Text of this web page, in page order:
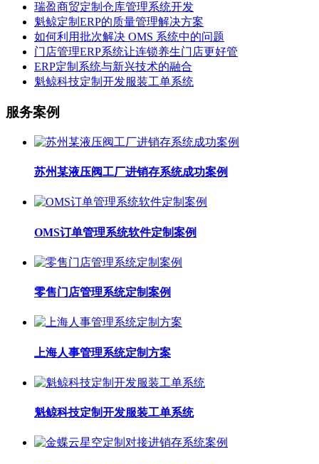
瑞盈商贸定制仓库管理系统开发
魁鲸定制ERP的质量管理解决方案
如何利用批次解决 OMS 系统中的问题
门店管理ERP系统让连锁养生门店更好管
ERP定制系统与新兴技术的融合
魁鲸科技定制开发服装工单系统
服务案例
苏州某液压阀工厂进销存系统成功案例
OMS订单管理系统软件定制案例
零售门店管理系统定制案例
上海人事管理系统定制方案
魁鲸科技定制开发服装工单系统